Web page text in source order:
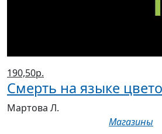
190,50р.
Смерть на языке
Мартова Л.
Магазины